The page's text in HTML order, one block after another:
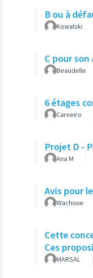
B ou à
Kowalski
C pour
Beaudelle
6 étages
Carneiro
Ana M
Avis pour
Wachoue
Cette
Ces
MARSAL